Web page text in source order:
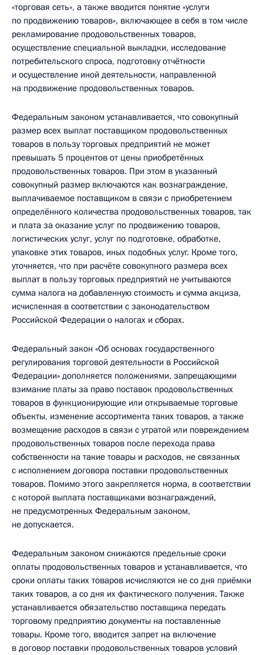
«торговая сеть», а также вводится понятие «услуги
по продвижению товаров», включающее в себя в том числе
рекламирование продовольственных товаров,
осуществление специальной выкладки, исследование
потребительского спроса, подготовку отчётности
и осуществление иной деятельности, направленной
на продвижение продовольственных товаров.
Федеральным законом устанавливается, что совокупный
размер всех выплат поставщиком продовольственных
товаров в пользу торговых предприятий не может
превышать 5 процентов от цены приобретённых
продовольственных товаров. При этом в указанный
совокупный размер включаются как вознаграждение,
выплачиваемое поставщиком в связи с приобретением
определённого количества продовольственных товаров, так
и плата за оказание услуг по продвижению товаров,
логистических услуг, услуг по подготовке, обработке,
упаковке этих товаров, иных подобных услуг. Кроме того,
уточняется, что при расчёте совокупного размера всех
выплат в пользу торговых предприятий не учитываются
сумма налога на добавленную стоимость и сумма акциза,
исчисленная в соответствии с законодательством
Российской Федерации о налогах и сборах.
Федеральный закон «Об основах государственного
регулирования торговой деятельности в Российской
Федерации» дополняется положениями, запрещающими
взимание платы за право поставок продовольственных
товаров в функционирующие или открываемые торговые
объекты, изменение ассортимента таких товаров, а также
возмещение расходов в связи с утратой или повреждением
продовольственных товаров после перехода права
собственности на такие товары и расходов, не связанных
с исполнением договора поставки продовольственных
товаров. Помимо этого закрепляется норма, в соответствии
с которой выплата поставщиками вознаграждений,
не предусмотренных Федеральным законом,
не допускается.
Федеральным законом снижаются предельные сроки
оплаты продовольственных товаров и устанавливается, что
сроки оплаты таких товаров исчисляются не со дня приёмки
таких товаров, а со дня их фактического получения. Также
устанавливается обязательство поставщика передать
торговому предприятию документы на поставленные
товары. Кроме того, вводится запрет на включение
в договор поставки продовольственных товаров условий